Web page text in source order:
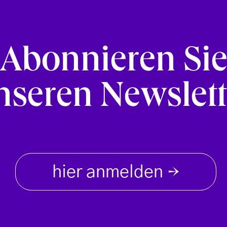
Abonnieren Sie
hier anmelden →